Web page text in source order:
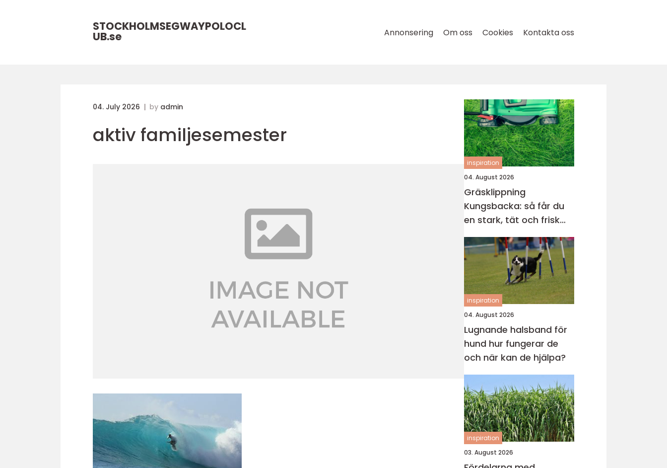
STOCKHOLMSEGWAYPOLOCL
UB.se Annonsering Om oss Cookies Kontakta oss
04. July 2026 by admin
aktiv familjesemester
inspiration
04. August 2026
Gräsklippning
Kungsbacka: så får du
en stark, tät och frisk
gräsmatta
inspiration
04. August 2026
Lugnande halsband för
hund hur fungerar de
och när kan de hjälpa?
inspiration
03. August 2026